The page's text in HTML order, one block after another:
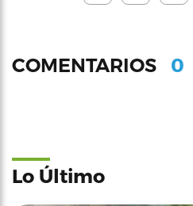
COMENTARIOS 0
Lo Último